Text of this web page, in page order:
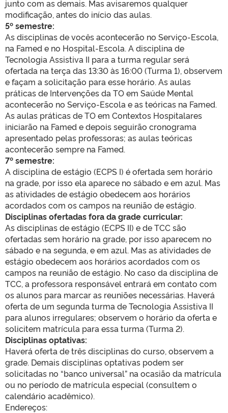
junto com as demais. Mas avisaremos qualquer
modificação, antes do início das aulas.
5º semestre:
As disciplinas de vocês acontecerão no Serviço-Escola,
na Famed e no Hospital-Escola. A disciplina de
Tecnologia Assistiva II para a turma regular será
ofertada na terça das 13:30 às 16:00 (Turma 1), observem
e façam a solicitação para esse horário. As aulas
práticas de Intervenções da TO em Saúde Mental
acontecerão no Serviço-Escola e as teóricas na Famed.
As aulas práticas de TO em Contextos Hospitalares
iniciarão na Famed e depois seguirão cronograma
apresentado pelas professoras; as aulas teóricas
acontecerão sempre na Famed.
7º semestre:
A disciplina de estágio (ECPS I) é ofertada sem horário
na grade, por isso ela aparece no sábado e em azul. Mas
as atividades de estágio obedecem aos horários
acordados com os campos na reunião de estágio.
Disciplinas ofertadas fora da grade curricular:
As disciplinas de estágio (ECPS II) e de TCC são
ofertadas sem horário na grade, por isso aparecem no
sábado e na segunda, e em azul. Mas as atividades de
estágio obedecem aos horários acordados com os
campos na reunião de estágio. No caso da disciplina de
TCC, a professora responsável entrará em contato com
os alunos para marcar as reuniões necessárias. Haverá
oferta de um segunda turma de Tecnologia Assistiva II
para alunos irregulares; observem o horário da oferta e
solicitem matrícula para essa turma (Turma 2).
Disciplinas optativas:
Haverá oferta de três disciplinas do curso, observem a
grade. Demais disciplinas optativas podem ser
solicitadas no “banco universal” na ocasião da matrícula
ou no período de matrícula especial (consultem o
calendário acadêmico).
Endereços: